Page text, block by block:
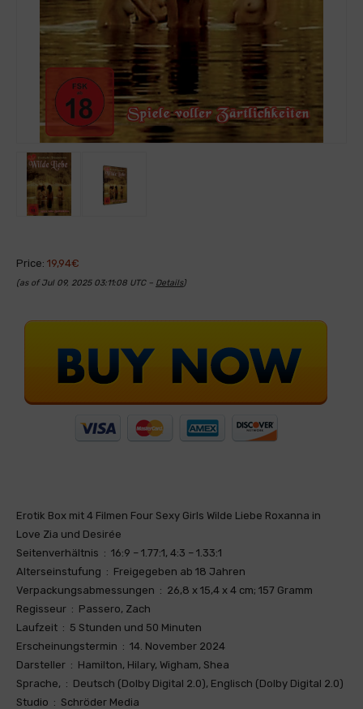
Price: 19,94€
(as of Jul 09, 2025 03:11:08 UTC – Details)
Erotik Box mit 4 Filmen Four Sexy Girls Wilde Liebe Roxanna in
Love Zia und Desirée
Seitenverhältnis ‏ : ‎ 16:9 – 1.77:1, 4:3 – 1.33:1
Alterseinstufung ‏ : ‎ Freigegeben ab 18 Jahren
Verpackungsabmessungen ‏ : ‎ 26,8 x 15,4 x 4 cm; 157 Gramm
Regisseur ‏ : ‎ Passero, Zach
Laufzeit ‏ : ‎ 5 Stunden und 50 Minuten
Erscheinungstermin ‏ : ‎ 14. November 2024
Darsteller ‏ : ‎ Hamilton, Hilary, Wigham, Shea
Sprache, ‏ : ‎ Deutsch (Dolby Digital 2.0), Englisch (Dolby Digital 2.0)
Studio ‏ : ‎ Schröder Media